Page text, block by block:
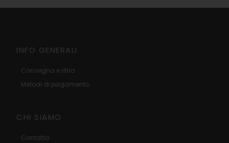
INFO GENERALI
Consegna e ritiro
Metodi di pagamento
CHI SIAMO
Contatto